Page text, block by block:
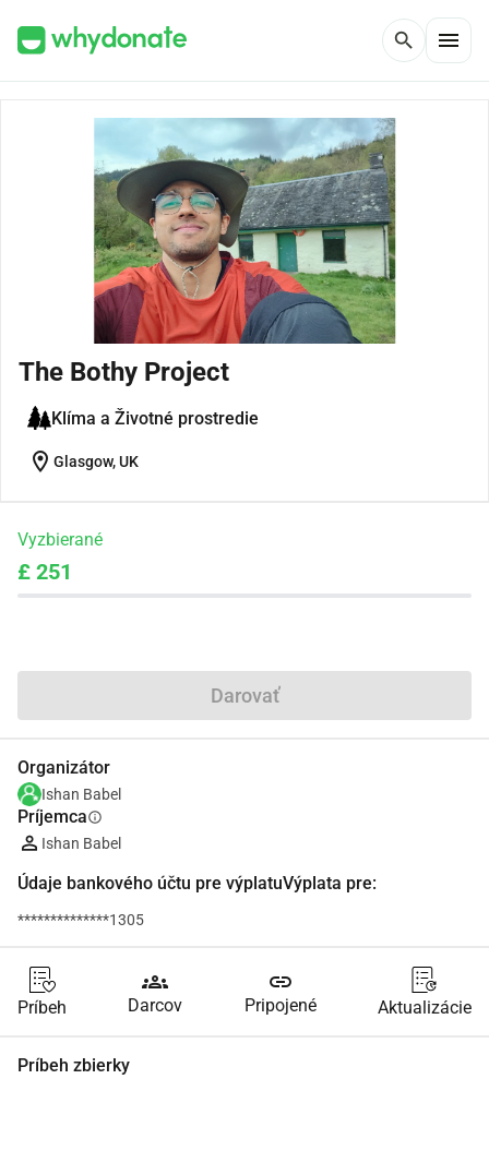
search menu
The Bothy Project
Klíma a Životné prostredie
location_on Glasgow, UK
Vyzbierané
£ 251
Darovať
Organizátor
Ishan Babel
Príjemcainfo
Ishan Babel
Údaje bankového účtu pre výplatuVýplata pre:
**************1305
Príbeh
groups
Darcov
link
Pripojené Aktualizácie
Príbeh zbierky